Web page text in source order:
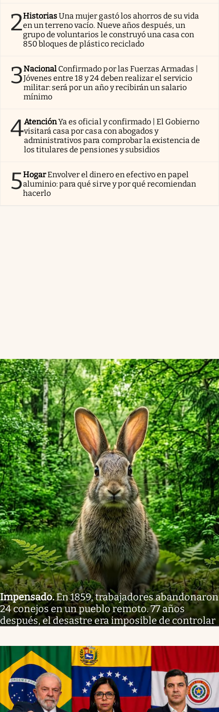
2HistoriasUna mujer gastó los ahorros de su vida
en un terreno vacío. Nueve años después, un
grupo de voluntarios le construyó una casa con
850 bloques de plástico reciclado
3Nacional Confirmado por las Fuerzas Armadas |
Jóvenes entre 18 y 24 deben realizar el servicio
militar: será por un año y recibirán un salario
mínimo
4AtenciónYa es oficial y confirmado | El Gobierno
visitará casa por casa con abogados y
administrativos para comprobar la existencia de
los titulares de pensiones y subsidios
5HogarEnvolver el dinero en efectivo en papel
aluminio: para qué sirve y por qué recomiendan
hacerlo
Impensado.En 1859, trabajadores abandonaron
24 conejos en un pueblo remoto. 77 años
después, el desastre era imposible de controlar